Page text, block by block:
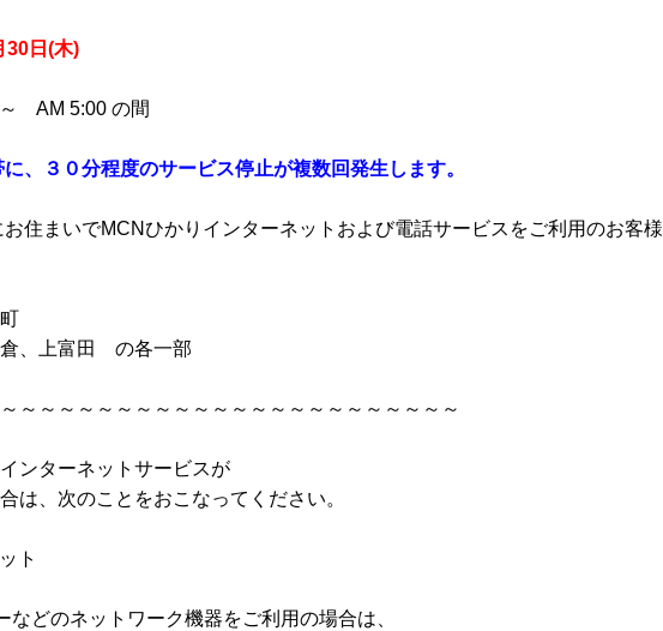
30日(木)
AM 5:00 の間
に、３０分程度のサービス停止が複数回発生します。
まいでMCNひかりインターネットおよび電話サービスをご利用のお客様
富田 の各一部
～～～～～～～～～～～～～～～～～～～～～～～
ンターネットサービスが
は、次のことをおこなってください。
ト
どのネットワーク機器をご利用の場合は、